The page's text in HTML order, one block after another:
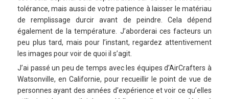
tolérance, mais aussi de votre patience à laisser le matériau
de remplissage durcir avant de peindre. Cela dépend
également de la température. J’aborderai ces facteurs un
peu plus tard, mais pour l’instant, regardez attentivement
les images pour voir de quoi il s’agit.
J’ai passé un peu de temps avec les équipes d’AirCrafters à
Watsonville, en Californie, pour recueillir le point de vue de
personnes ayant des années d’expérience et voir ce qu’elles